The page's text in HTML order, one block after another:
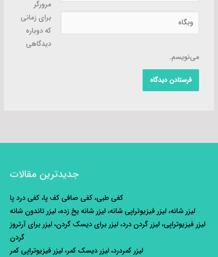
وبگاه
مرورگر
برای زمانی
که دوباره
دیدگاهی
می‌نویسم.
جدیدترین مقالات
کفی طبی، کفی صافی کف پا، کفی درد پا
لیزر شانه، لیزر فیزیوتراپی شانه، لیزر شانه یخ زده، لیزر تاندون شانه
لیزر فیزیوتراپی، لیزر گردن درد، لیزر برای دیسک گردن، لیزر برای آرتروز
گردن
لیزر کمردرد، لیزر دیسک کمر، لیزر فیزیوتراپی کمر